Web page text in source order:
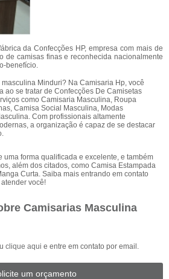
da Confecções HP, empresa com mais de
de camisas finas e reconhecida nacionalmente
benefício.
Minduri? Na Camisaria Hp, você
ao se tratar de Confecções De Camisetas
como Camisaria Masculina, Roupa
Camisa Social Masculina, Modas
Com profissionais altamente
a organização é capaz de se destacar
uma forma qualificada e excelente, e também
além dos citados, como Camisa Estampada
Curta. Saiba mais entrando em contato
você!
Camisarias Masculina
clique aqui e entre em contato por email.
um orçamento